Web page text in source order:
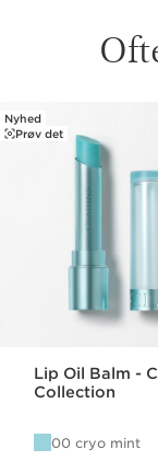
HOP TIL
Nyhed
Prøv det
Lip Oil Balm -
Collection
00 cryo mint